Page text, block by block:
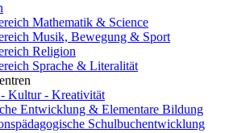
Mathematik & Science
Musik, Bewegung & Sport
Religion
Sprache & Literalität
Kultur - Kreativität
Entwicklung & Elementare Bildung
Schulbuchentwicklung